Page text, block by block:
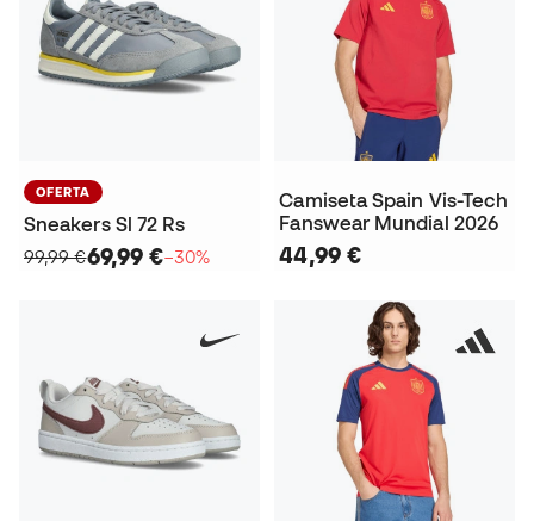
OFERTA
Sneakers Sl 72 Rs
99,99 €69,99 €−30%
Camiseta Spain Vis-Tech
Fanswear Mundial 2026
44,99 €